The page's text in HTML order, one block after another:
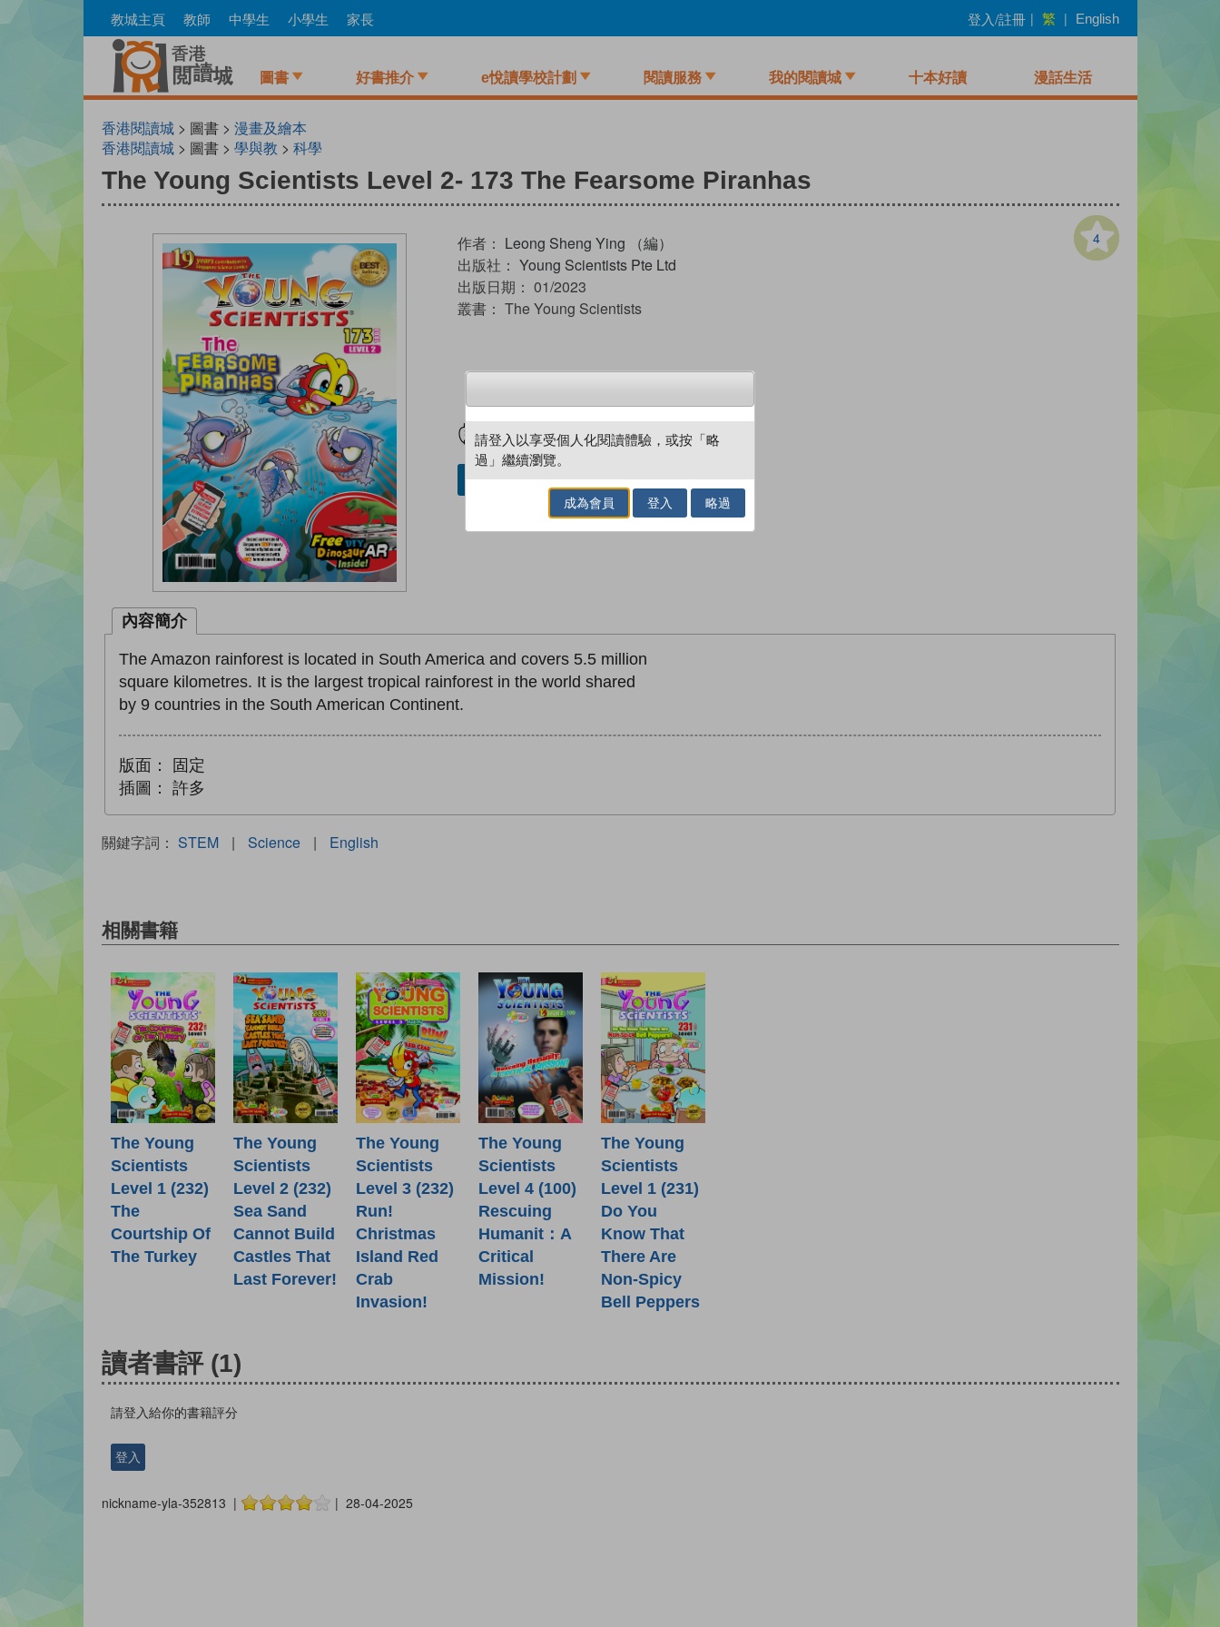
to
教城主頁 教師 中學生 小學生 家長 登入/註冊 | 繁 | English
圖書 好書推介 e悅讀學校計劃 閱讀服務 我的閱讀城 十本好讀 漫話生活
香港閱讀城> 圖書 > 漫畫及繪本
香港閱讀城> 圖書 > 學與教 > 科學
The Young Scientists Level 2- 173 The Fearsome Piranhas
4
作者： Leong Sheng Ying （編）
出版社： Young Scientists Pte Ltd
出版日期： 01/2023
叢書： The Young Scientists
試閲 加入閱讀紀錄
加入／閱讀電子書
內容簡介
The Amazon rainforest is located in South America and covers 5.5 million
square kilometres. It is the largest tropical rainforest in the world shared
by 9 countries in the South American Continent.
版面：
固定
插圖：
許多
關鍵字詞： STEM | Science | English
相關書籍
The Young
Scientists
Level 1 (232)
The
Courtship Of
The Turkey
The Young
Scientists
Level 2 (232)
Sea Sand
Cannot Build
Castles That
Last Forever!
The Young
Scientists
Level 3 (232)
Run!
Christmas
Island Red
Crab
Invasion!
The Young
Scientists
Level 4 (100)
Rescuing
Humanit：A
Critical
Mission!
The Young
Scientists
Level 1 (231)
Do You
Know That
There Are
Non-Spicy
Bell Peppers
讀者書評 (1)
請登入給你的書籍評分
登入
nickname-yla-352813 | | 28-04-2025
請登入以享受個人化閱讀體驗，或按「略
過」繼續瀏覽。
成為會員 登入 略過